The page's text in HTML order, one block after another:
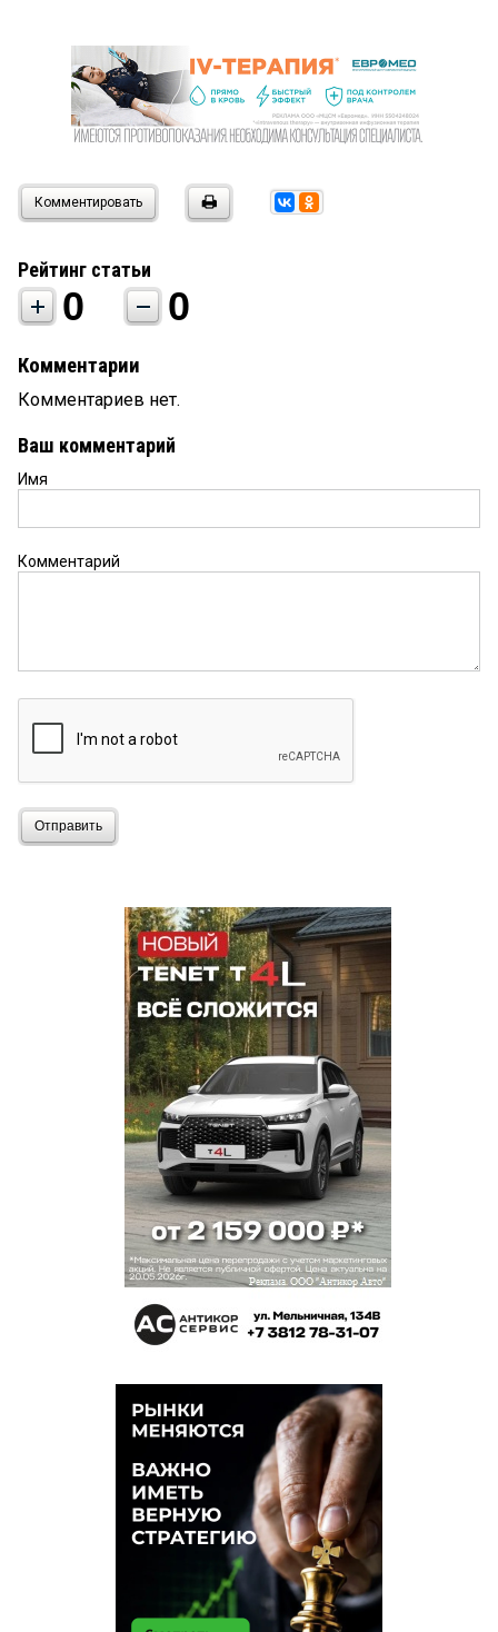
Комментировать
Рейтинг статьи
0 0
Комментарии
Комментариев нет.
Ваш комментарий
Имя
Комментарий
Отправить